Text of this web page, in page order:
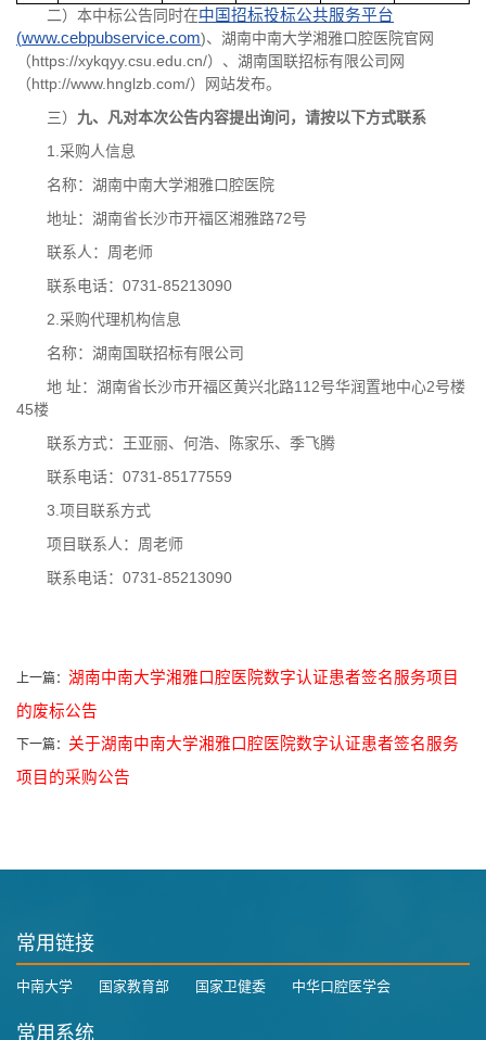
二）本中标公告同时在中国招标投标公共服务平台
(www.cebpubservice.com)、湖南中南大学湘雅口腔医院官网
（https://xykqyy.csu.edu.cn/）、湖南国联招标有限公司网
（http://www.hnglzb.com/）网站发布。
三） 九、凡对本次公告内容提出询问，请按以下方式联系
1.采购人信息
名称：湖南中南大学湘雅口腔医院
地址：湖南省长沙市开福区湘雅路72号
联系人：周老师
联系电话：0731-85213090
2.采购代理机构信息
名称：湖南国联招标有限公司
地 址：湖南省长沙市开福区黄兴北路112号华润置地中心2号楼
45楼
联系方式： 王亚丽、何浩、陈家乐、季飞腾
联系电话：0731-85177559
3.项目联系方式
项目联系人：周老师
联系电话：0731-85213090
上一篇： 湖南中南大学湘雅口腔医院数字认证患者签名服务项目
的废标公告
下一篇： 关于湖南中南大学湘雅口腔医院数字认证患者签名服务
项目的采购公告
常用链接
中南大学 国家教育部 国家卫健委 中华口腔医学会
常用系统